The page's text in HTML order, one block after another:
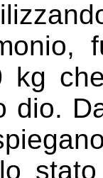
kg
dio.